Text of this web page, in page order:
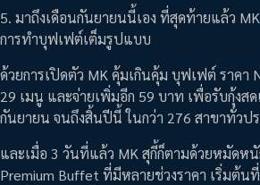
5. มาถึงเดือนกันยายนนี้เอง ที่สุดท้ายแล้ว
การทำบุฟเฟต์เต็มรูปแบบ
ด้วยการเปิดตัว MK คุ้มเกินคุ้ม บุฟเฟต์ ราคา
29 เมนู และจ่ายเพิ่มอีก 59 บาท เพื่อรับกุ้ง
กันยายน จนถึงสิ้นปีนี้ ในกว่า 276 สาขาทั่วป
และเมื่อ 3 วันที่แล้ว MK สุกี้ก็ตามด้วยหมัดหนั
Premium Buffet ที่มีหลายช่วงราคา เริ่มต้น